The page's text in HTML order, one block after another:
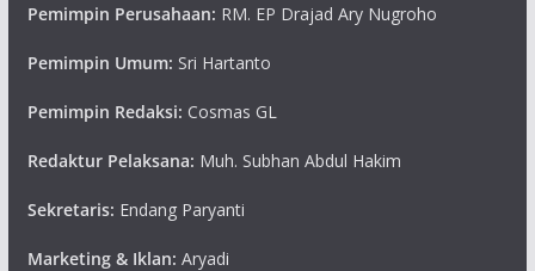
Pemimpin Perusahaan: RM. EP Drajad Ary Nugroho
Pemimpin Umum: Sri Hartanto
Pemimpin Redaksi: Cosmas GL
Redaktur Pelaksana: Muh. Subhan Abdul Hakim
Sekretaris: Endang Paryanti
Marketing & Iklan: Aryadi